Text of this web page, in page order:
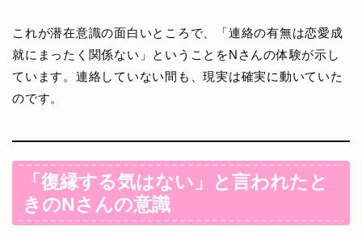
これが潜在意識の面白いところで、「連絡の有無は恋愛成
就にまったく関係ない」ということをNさんの体験が示し
ています。連絡していない間も、現実は確実に動いていた
のです。
「復縁する気はない」と言われたと
きのNさんの意識